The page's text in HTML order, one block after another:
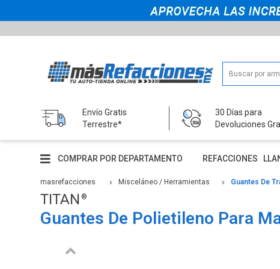
Envío Gratis
Terrestre*
30 Días para
Devoluciones
COMPRAR POR DEPARTAMENTO REFACCIONES
masrefacciones Misceláneo / Herramientas Guantes De
TITAN
Guantes De Polietileno Para